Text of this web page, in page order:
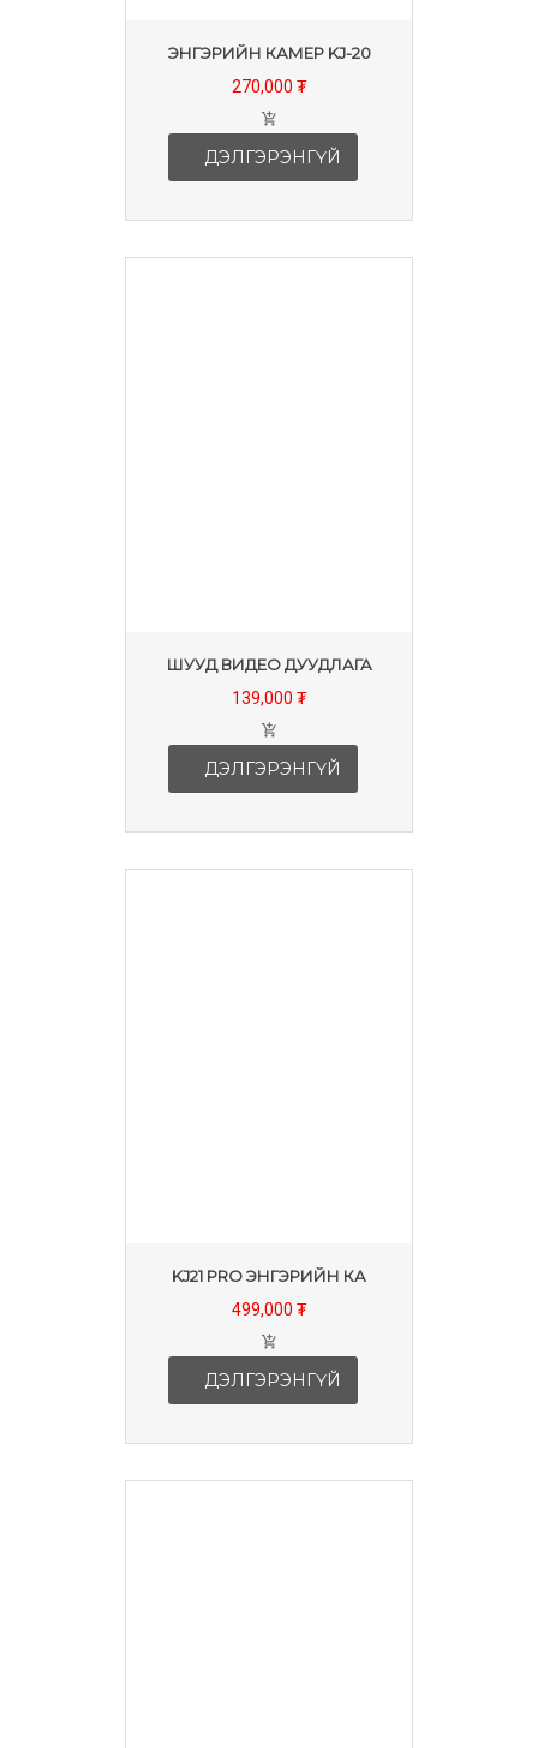
ЭНГЭРИЙН КАМЕР KJ-20
270,000 ₮
ДЭЛГЭРЭНГҮЙ
ШУУД ВИДЕО ДУУДЛАГА
139,000 ₮
ДЭЛГЭРЭНГҮЙ
KJ21 PRO ЭНГЭРИЙН КА
499,000 ₮
ДЭЛГЭРЭНГҮЙ